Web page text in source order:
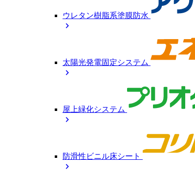
ウレタン樹脂系塗膜防水
chevron_right
太陽光発電固定システム
chevron_right
屋上緑化システム
chevron_right
防滑性ビニル床シート
chevron_right